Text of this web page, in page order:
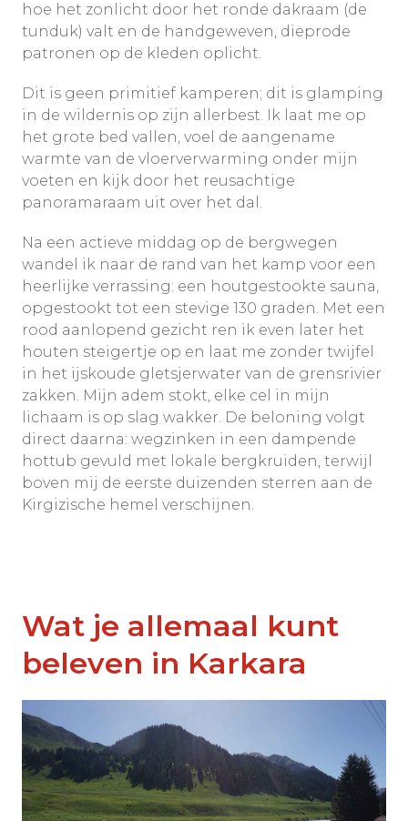
hoe het zonlicht door het ronde dakraam (de
tunduk) valt en de handgeweven, dieprode
patronen op de kleden oplicht.
Dit is geen primitief kamperen; dit is glamping
in de wildernis op zijn allerbest. Ik laat me op
het grote bed vallen, voel de aangename
warmte van de vloerverwarming onder mijn
voeten en kijk door het reusachtige
panoramaraam uit over het dal.
Na een actieve middag op de bergwegen
wandel ik naar de rand van het kamp voor een
heerlijke verrassing: een houtgestookte sauna,
opgestookt tot een stevige 130 graden. Met een
rood aanlopend gezicht ren ik even later het
houten steigertje op en laat me zonder twijfel
in het ijskoude gletsjerwater van de grensrivier
zakken. Mijn adem stokt, elke cel in mijn
lichaam is op slag wakker. De beloning volgt
direct daarna: wegzinken in een dampende
hottub gevuld met lokale bergkruiden, terwijl
boven mij de eerste duizenden sterren aan de
Kirgizische hemel verschijnen.
Wat je allemaal kunt
beleven in Karkara